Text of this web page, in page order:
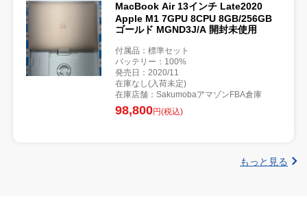
MacBook Air 13インチ Late2020
Apple M1 7GPU 8CPU 8GB/256GB
ゴールド MGND3J/A 開封未使用
付属品：標準セット
バッテリー：100%
発売日：2020/11
在庫なし(入荷未定)
在庫店舗：SakumobaアマゾンFBA倉庫
98,800円(税込)
もっと見る